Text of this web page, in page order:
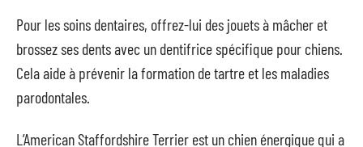
Pour les soins dentaires, offrez-lui des jouets à mâcher et
brossez ses dents avec un dentifrice spécifique pour chiens.
Cela aide à prévenir la formation de tartre et les maladies
parodontales.
L’American Staffordshire Terrier est un chien énergique qui a